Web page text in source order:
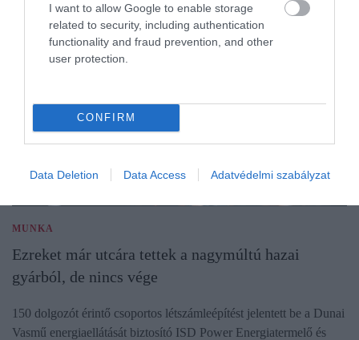
I want to allow Google to enable storage
related to security, including authentication
functionality and fraud prevention, and other
user protection.
CONFIRM
Data Deletion Data Access Adatvédelmi szabályzat
MUNKA
Ezreket már utcára tettek a nagymúltú hazai
gyárból, de nincs vége
150 dolgozót érintő csoportos létszámleépítést jelentett be a Dunai
Vasmű energiaellátását biztosító ISD Power Energiatermelő és